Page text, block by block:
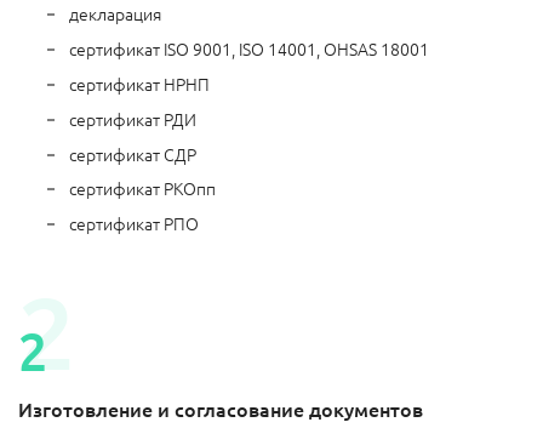
декларация
сертификат ISO 9001, ISO 14001, OHSAS 18001
сертификат НРНП
сертификат РДИ
сертификат СДР
сертификат РКОпп
сертификат РПО
Изготовление и согласование документов